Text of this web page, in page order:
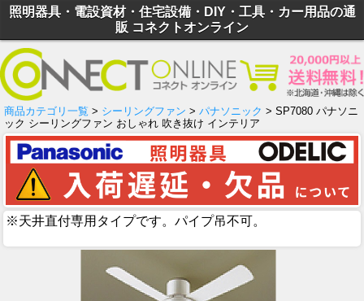
照明器具・電設資材・住宅設備・DIY・工具・カー用品の通
販 コネクトオンライン
商品カテゴリ一覧 > シーリングファン > パナソニック > SP7080 パナソニ
ック シーリングファン おしゃれ 吹き抜け インテリア
※天井直付専用タイプです。パイプ吊不可。